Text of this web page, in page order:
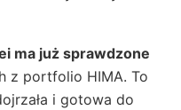
ma już sprawdzone
z portfolio HIMA. To
i gotowa do